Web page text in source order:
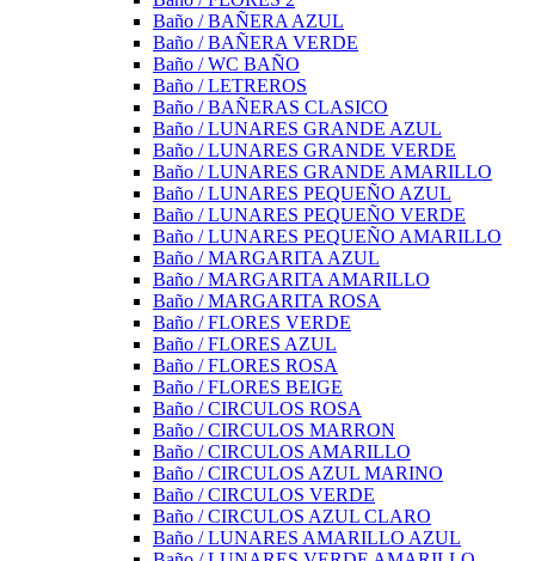
Baño / BAÑERA AZUL
Baño / BAÑERA VERDE
Baño / WC BAÑO
Baño / LETREROS
Baño / BAÑERAS CLASICO
Baño / LUNARES GRANDE AZUL
Baño / LUNARES GRANDE VERDE
Baño / LUNARES GRANDE AMARILLO
Baño / LUNARES PEQUEÑO AZUL
Baño / LUNARES PEQUEÑO VERDE
Baño / LUNARES PEQUEÑO AMARILLO
Baño / MARGARITA AZUL
Baño / MARGARITA AMARILLO
Baño / MARGARITA ROSA
Baño / FLORES VERDE
Baño / FLORES AZUL
Baño / FLORES ROSA
Baño / FLORES BEIGE
Baño / CIRCULOS ROSA
Baño / CIRCULOS MARRON
Baño / CIRCULOS AMARILLO
Baño / CIRCULOS AZUL MARINO
Baño / CIRCULOS VERDE
Baño / CIRCULOS AZUL CLARO
Baño / LUNARES AMARILLO AZUL